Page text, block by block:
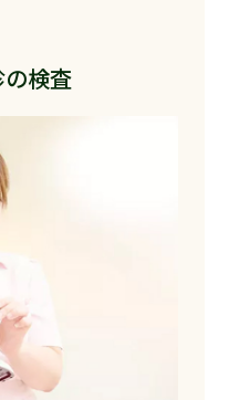
検査